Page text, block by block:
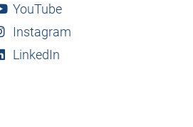
YouTube
Instagram
LinkedIn